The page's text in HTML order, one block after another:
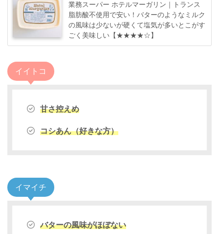
業務スーパー ホテルマーガリン｜トランス
脂肪酸不使用で安い！バターのようなミルク
の風味は少ないが硬くて塩気が多いとこがす
ごく美味しい【★★★★☆】
イイトコ
甘さ控えめ
コシあん（好きな方）
イマイチ
バターの風味がほぼない